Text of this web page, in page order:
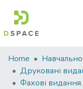
Communities
&
Collections
Home